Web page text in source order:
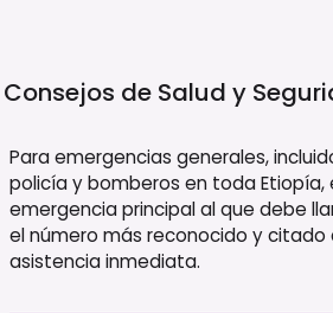
Consejos de Salud y
Para emergencias generales,
policía y bomberos en toda Etiopía,
emergencia principal al que debe
el número más reconocido y
asistencia inmediata.